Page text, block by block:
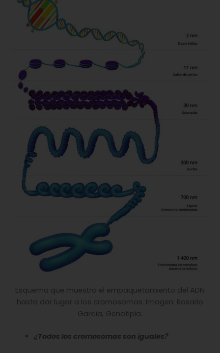
Esquema que muestra el empaquetamiento del ADN
hasta dar lugar a los cromosomas. Imagen: Rosario
García, Genotipia.
¿Todos los cromosomas son iguales?